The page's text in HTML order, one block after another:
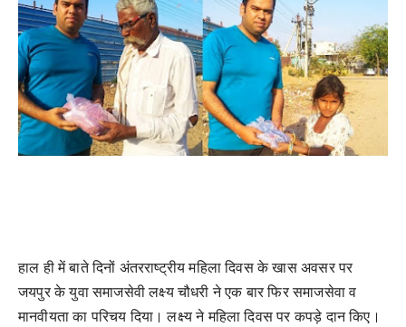
हाल ही में बाते दिनों अंतरराष्ट्रीय महिला दिवस के खास अवसर पर
जयपुर के युवा समाजसेवी लक्ष्य चौधरी ने एक बार फिर समाजसेवा व
मानवीयता का परिचय दिया। लक्ष्य ने महिला दिवस पर कपड़े दान किए।